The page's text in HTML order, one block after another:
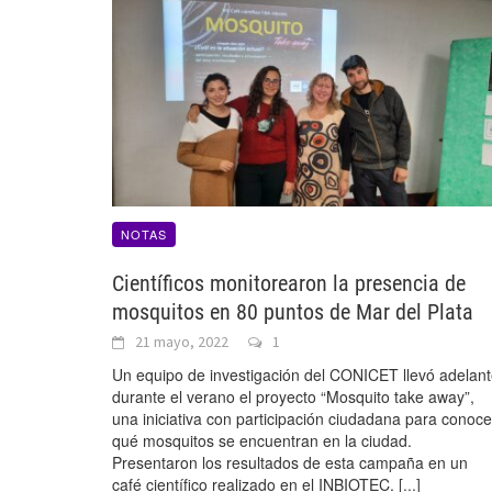
NOTAS
Científicos monitorearon la presencia de
mosquitos en 80 puntos de Mar del Plata
21 mayo, 2022 1
Un equipo de investigación del CONICET llevó
durante el verano el proyecto “Mosquito take away”,
una iniciativa con participación ciudadana para
qué mosquitos se encuentran en la ciudad.
Presentaron los resultados de esta campaña en un
café científico realizado en el INBIOTEC. [...]